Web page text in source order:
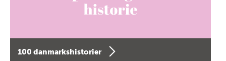
100 danmarkshistorier